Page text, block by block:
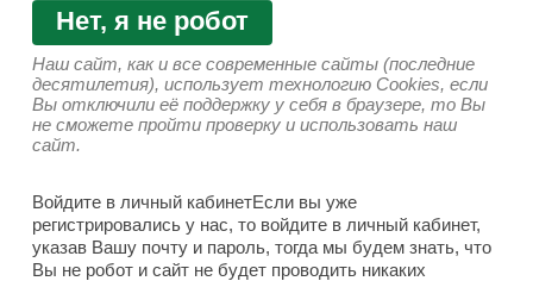
Нет, я не робот
Наш сайт, как и все современные сайты (последние
десятилетия), использует технологию Cookies, если
Вы отключили её поддержку у себя в браузере, то Вы
не сможете пройти проверку и использовать наш
сайт.
Войдите в личный кабинетЕсли вы уже
регистрировались у нас, то войдите в личный кабинет,
указав Вашу почту и пароль, тогда мы будем знать, что
Вы не робот и сайт не будет проводить никаких